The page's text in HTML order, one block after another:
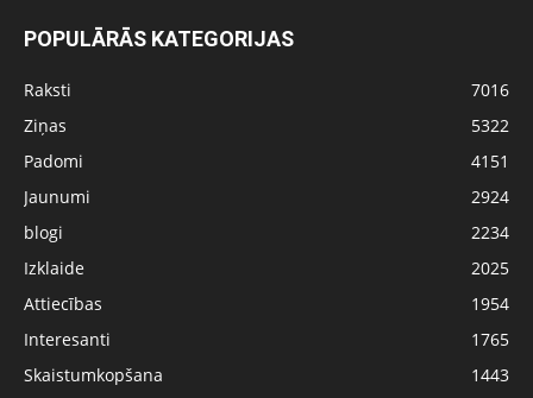
POPULĀRĀS KATEGORIJAS
Raksti
7016
Ziņas
5322
Padomi
4151
Jaunumi
2924
blogi
2234
Izklaide
2025
Attiecības
1954
Interesanti
1765
Skaistumkopšana
1443